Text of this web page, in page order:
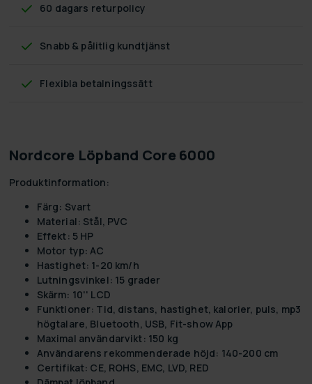
60 dagars returpolicy
Snabb & pålitlig kundtjänst
Flexibla betalningssätt
Nordcore Löpband Core 6000
Produktinformation:
Färg: Svart
Material: Stål, PVC
Effekt: 5 HP
Motor typ: AC
Hastighet: 1-20 km/h
Lutningsvinkel: 15 grader
Skärm: 10'' LCD
Funktioner: Tid, distans, hastighet, kalorier, puls, mp3
högtalare, Bluetooth, USB, Fit-show App
Maximal användarvikt: 150 kg
Användarens rekommenderade höjd: 140-200 cm
Certifikat: CE, ROHS, EMC, LVD, RED